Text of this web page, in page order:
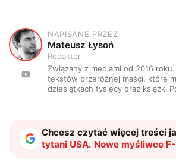
M
NAPISANE PRZEZ
Mateusz Łysoń
Redaktor
Związany z mediami od 2016
tekstów przeróżnej maści, które
dziesiątkach tysięcy oraz książki
Chcesz czytać więcej treści
tytani USA. Nowe myśliwce
22 Super będą gotowe na